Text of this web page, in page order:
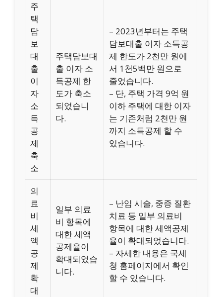
주
택
담
보
대
출
이
자
소
득
공
제
축
소
주택담보대
출 이자 소
득공제 한
도가 축소
되었습니
다.
– 2023년부터는 주택
담보대출 이자 소득공
제 한도가 2천만 원에
서 1천5백만 원으로
줄었습니다.
– 단, 주택 가격 9억 원
이하 주택에 대한 이자
는 기존처럼 2천만 원
까지 소득공제 할 수
있습니다.
의
료
비
세
액
공
제
확
대
일부 의료
비 항목에
대한 세액
공제율이
확대되었습
니다.
– 난임 시술, 중증 질환
치료 등 일부 의료비
항목에 대한 세액공제
율이 확대되었습니다.
– 자세한 내용은 국세
청 홈페이지에서 확인
할 수 있습니다.